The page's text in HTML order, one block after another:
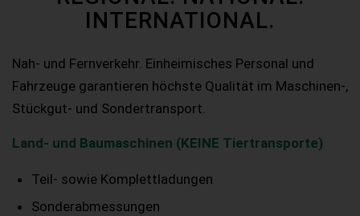
INTERNATIONAL.
Nah- und Fernverkehr. Einheimisches Personal und
Fahrzeuge garantieren höchste Qualität im Maschinen-,
Stückgut- und Sondertransport.
Land- und Baumaschinen (KEINE Tiertransporte)
Teil- sowie Komplettladungen
Sonderabmessungen